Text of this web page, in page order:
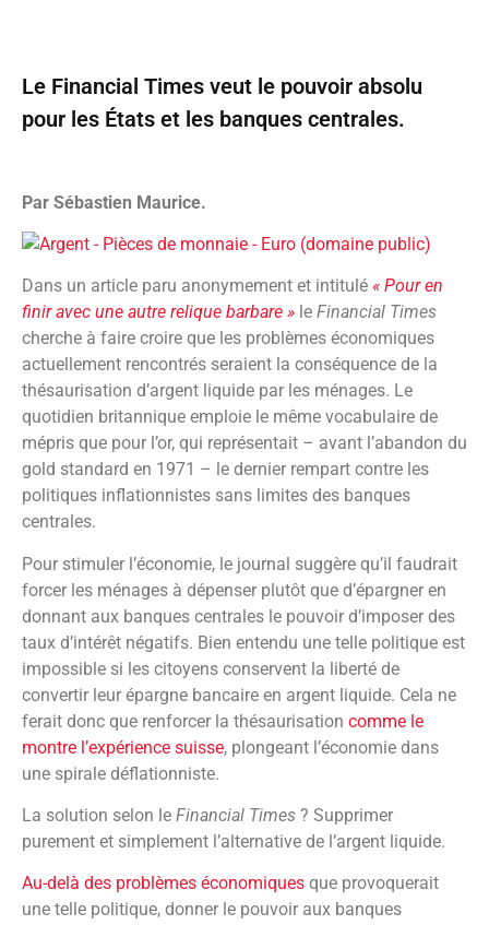
Le Financial Times veut le pouvoir absolu
pour les États et les banques centrales.
Par Sébastien Maurice.
Dans un article paru anonymement et intitulé « Pour en
finir avec une autre relique barbare » le Financial Times
cherche à faire croire que les problèmes économiques
actuellement rencontrés seraient la conséquence de la
thésaurisation d’argent liquide par les ménages. Le
quotidien britannique emploie le même vocabulaire de
mépris que pour l’or, qui représentait – avant l’abandon du
gold standard en 1971 – le dernier rempart contre les
politiques inflationnistes sans limites des banques
centrales.
Pour stimuler l’économie, le journal suggère qu’il faudrait
forcer les ménages à dépenser plutôt que d’épargner en
donnant aux banques centrales le pouvoir d’imposer des
taux d’intérêt négatifs. Bien entendu une telle politique est
impossible si les citoyens conservent la liberté de
convertir leur épargne bancaire en argent liquide. Cela ne
ferait donc que renforcer la thésaurisation comme le
montre l’expérience suisse, plongeant l’économie dans
une spirale déflationniste.
La solution selon le Financial Times ? Supprimer
purement et simplement l’alternative de l’argent liquide.
Au-delà des problèmes économiques que provoquerait
une telle politique, donner le pouvoir aux banques